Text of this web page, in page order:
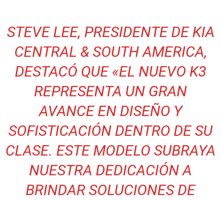
STEVE LEE, PRESIDENTE DE KIA
CENTRAL & SOUTH AMERICA,
DESTACÓ QUE «EL NUEVO K3
REPRESENTA UN GRAN
AVANCE EN DISEÑO Y
SOFISTICACIÓN DENTRO DE SU
CLASE. ESTE MODELO SUBRAYA
NUESTRA DEDICACIÓN A
BRINDAR SOLUCIONES DE